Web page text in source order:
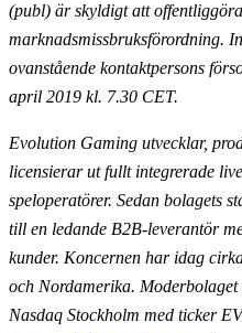
(publ) är skyldigt att
marknadsmissbruksförordning.
ovanstående kontaktpersons
april 2019 kl. 7.30 CET.
Evolution Gaming utvecklar,
licensierar ut fullt integrerade
speloperatörer. Sedan bolagets
till en ledande B2B-leverantör
kunder. Koncernen har idag
och Nordamerika.
Nasdaq Stockholm med ticker